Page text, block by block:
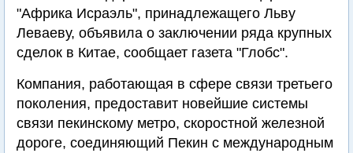
"Африка Исраэль", принадлежащего Льву
Леваеву, объявила о заключении ряда крупных
сделок в Китае, сообщает газета "Глобс".
Компания, работающая в сфере связи третьего
поколения, предоставит новейшие системы
связи пекинскому метро, скоростной железной
дороге, соединяющий Пекин с международным